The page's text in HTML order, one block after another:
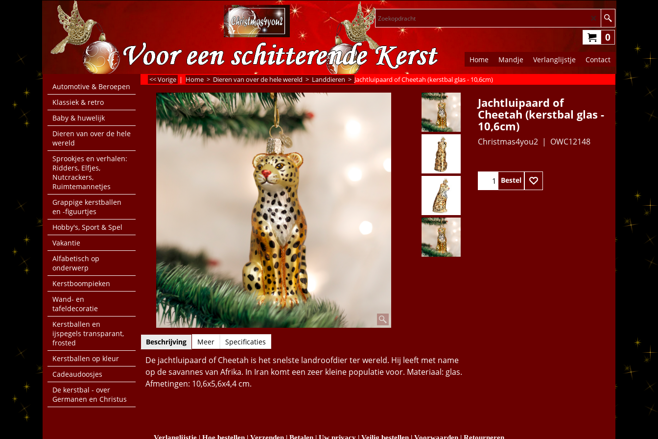
0
Home Mandje Verlanglijstje Contact
Automotive & Beroepen
Klassiek & retro
Baby & huwelijk
Dieren van over de hele
wereld
Sprookjes en verhalen:
Ridders, Elfjes,
Nutcrackers,
Ruimtemannetjes
Grappige kerstballen
en -figuurtjes
Hobby's, Sport & Spel
Vakantie
Alfabetisch op
onderwerp
Kerstboompieken
Wand- en
tafeldecoratie
Kerstballen en
ijspegels transparant,
frosted
Kerstballen op kleur
Cadeaudoosjes
De kerstbal - over
Germanen en Christus
<< Vorige | Home > Dieren van over de hele wereld > Landdieren > Jachtluipaard of Cheetah (kerstbal glas - 10,6cm)
Jachtluipaard of
Cheetah (kerstbal glas -
10,6cm)
Christmas4you2 OWC12148
Bestel
Beschrijving Meer Specificaties
De jachtluipaard of Cheetah is het snelste landroofdier ter wereld. Hij leeft met name
op de savannes van Afrika. In Iran komt een zeer kleine populatie voor. Materiaal: glas.
Afmetingen: 10,6x5,6x4,4 cm.